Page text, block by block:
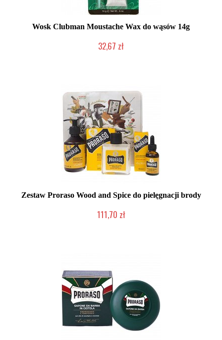
Wosk Clubman Moustache Wax do wąsów 14g
32,67 zł
Zestaw Proraso Wood and Spice do pielęgnacji brody
111,70 zł